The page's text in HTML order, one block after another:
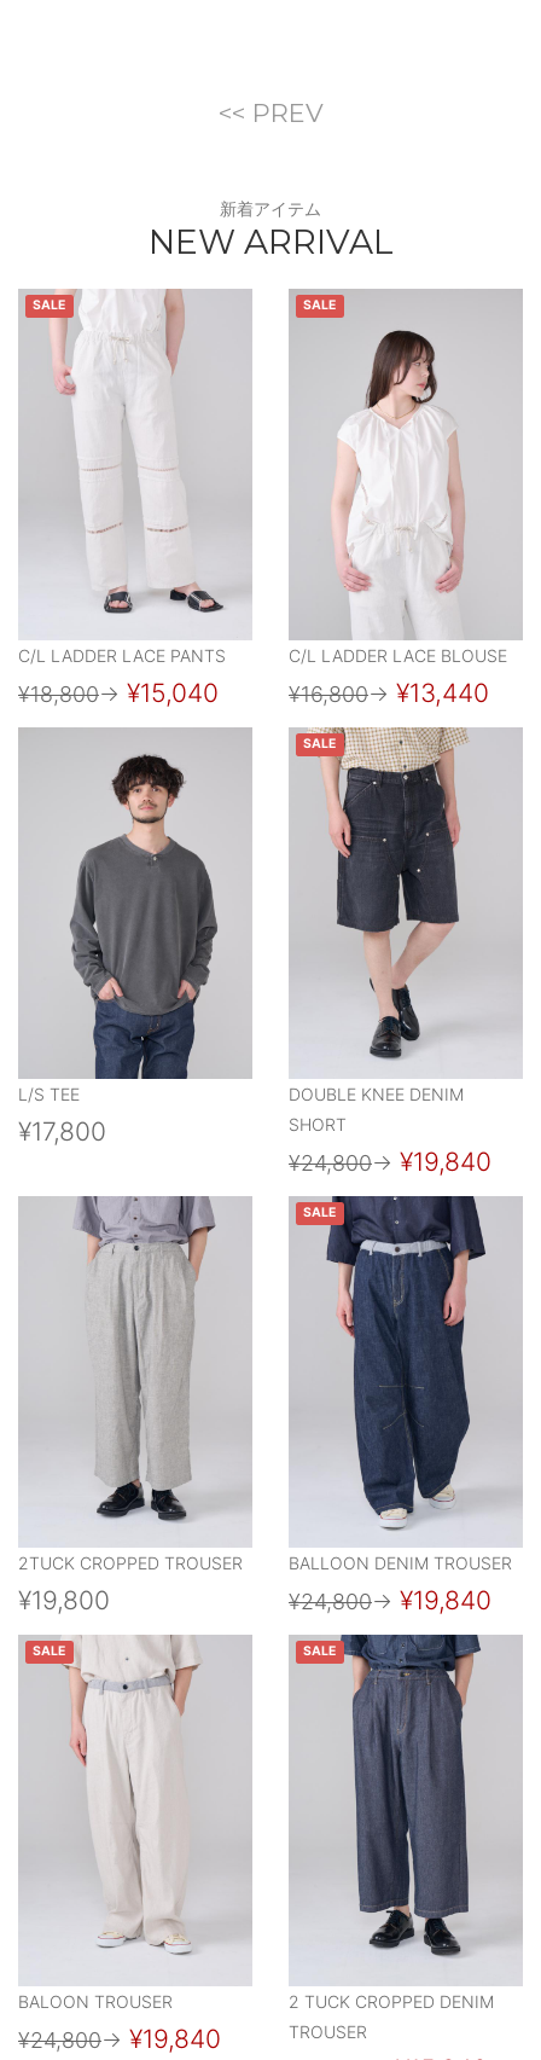
<< PREV
新着アイテム
NEW ARRIVAL
SALE
C/L LADDER LACE PANTS
¥18,800→ ¥15,040
SALE
C/L LADDER LACE BLOUSE
¥16,800→ ¥13,440
L/S TEE
¥17,800
SALE
DOUBLE KNEE DENIM
SHORT
¥24,800→ ¥19,840
2TUCK CROPPED TROUSER
¥19,800
SALE
BALLOON DENIM TROUSER
¥24,800→ ¥19,840
SALE
BALOON TROUSER
¥24,800→ ¥19,840
SALE
2 TUCK CROPPED DENIM
TROUSER